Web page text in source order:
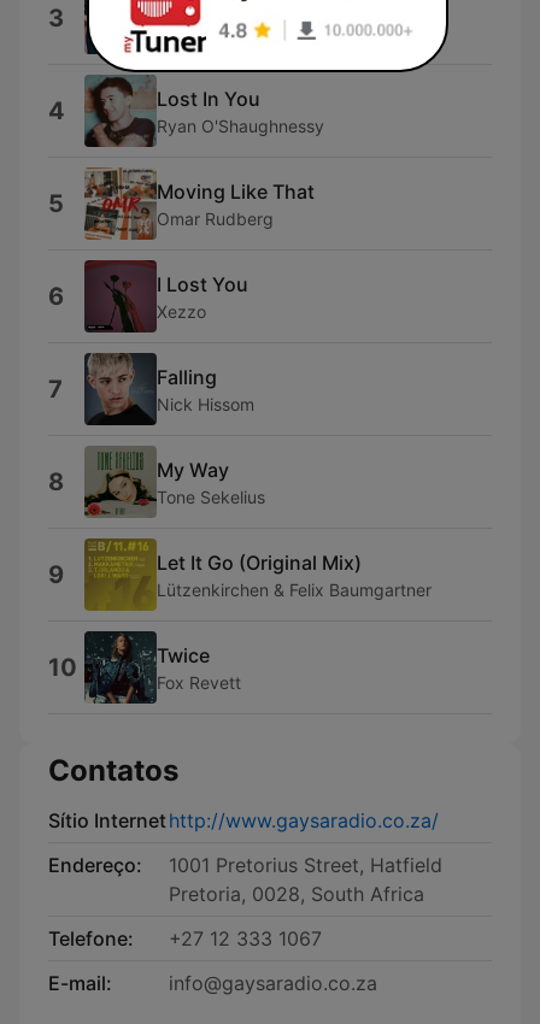
3 Week 3? 8?
livvie
4 Lost In You
Ryan O'Shaughnessy
5 Moving Like That
Omar Rudberg
6 I Lost You
Xezzo
7 Falling
Nick Hissom
8 My Way
Tone Sekelius
9 Let It Go (Original Mix)
Lützenkirchen & Felix Baumgartner
10 Twice
Fox Revett
Contatos
Sítio Internethttp://www.gaysaradio.co.za/
Endereço:
1001 Pretorius Street, Hatfield
Pretoria, 0028, South Africa
Telefone:
+27 12 333 1067
E-mail:
info@gaysaradio.co.za